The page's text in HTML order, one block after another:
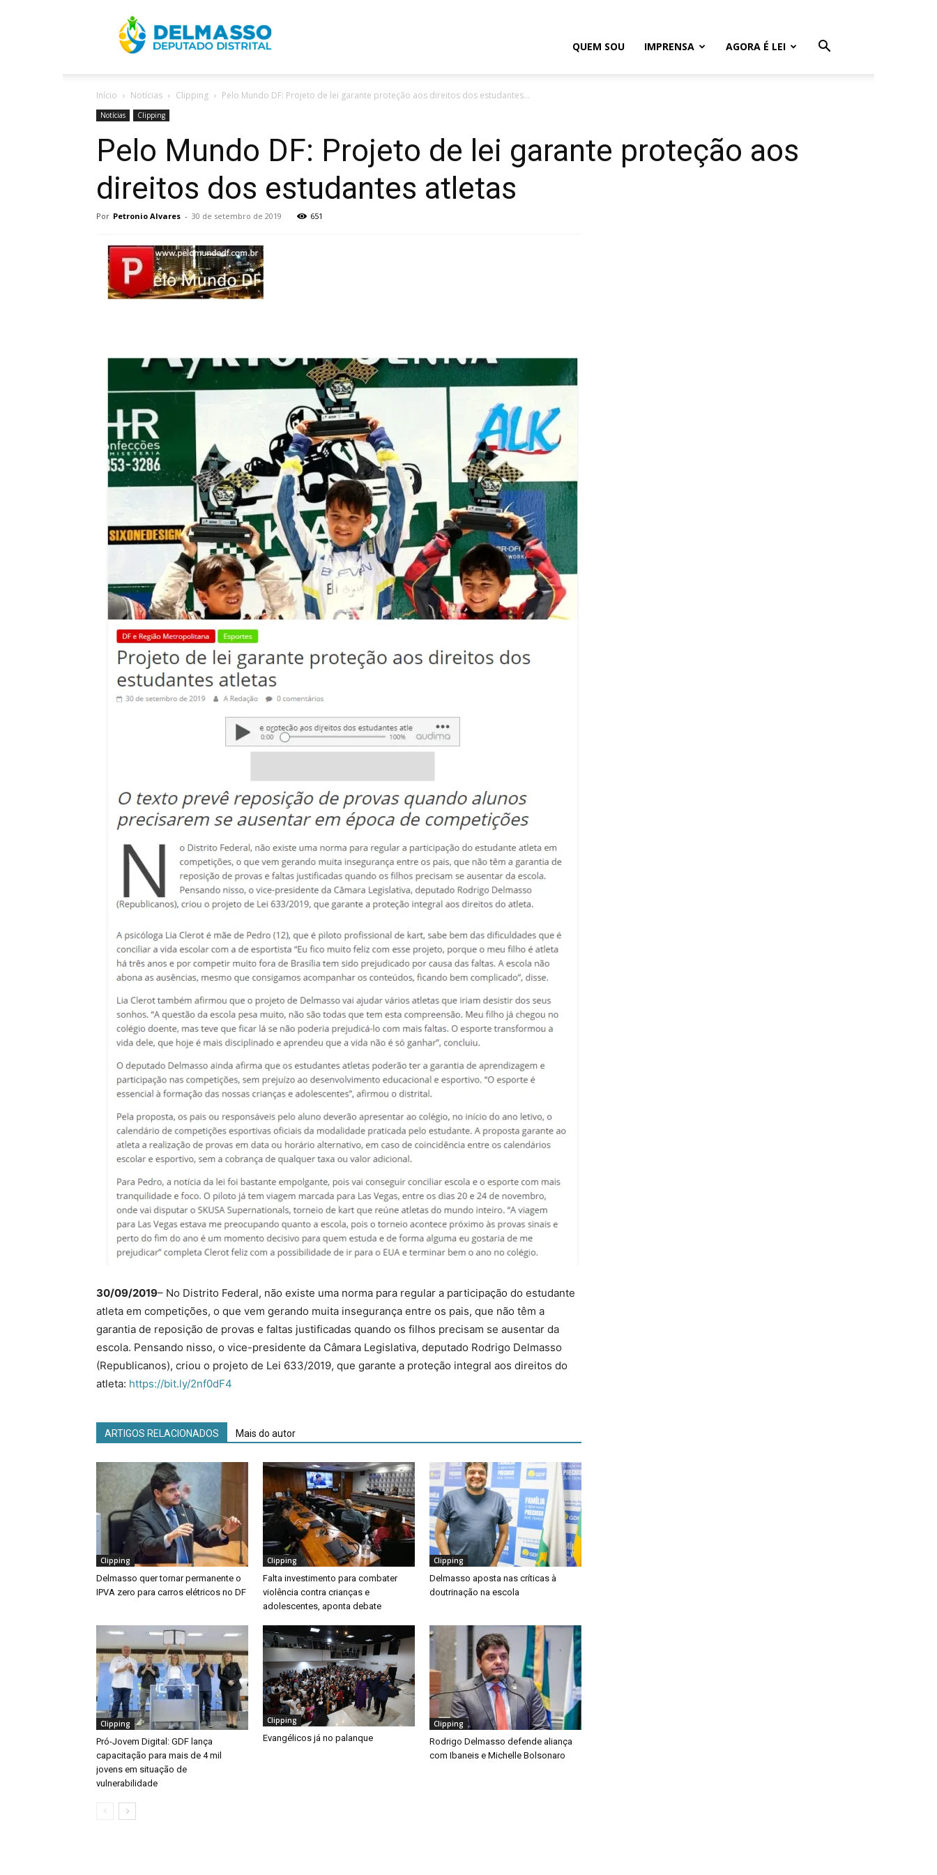
QUEM SOU IMPRENSA AGORA É LEI
Início Notícias Clipping Pelo Mundo DF: Projeto de lei garante proteção aos direitos dos estudantes...
Notícias Clipping
Pelo Mundo DF: Projeto de lei garante proteção aos
direitos dos estudantes atletas
Por Petronio Alvares - 30 de setembro de 2019 651
30/09/2019– No Distrito Federal, não existe uma norma para regular a participação do estudante
atleta em competições, o que vem gerando muita insegurança entre os pais, que não têm a
garantia de reposição de provas e faltas justificadas quando os filhos precisam se ausentar da
escola. Pensando nisso, o vice-presidente da Câmara Legislativa, deputado Rodrigo Delmasso
(Republicanos), criou o projeto de Lei 633/2019, que garante a proteção integral aos direitos do
atleta: https://bit.ly/2nf0dF4
ARTIGOS RELACIONADOS Mais do autor
Clipping
Delmasso quer tornar permanente o
IPVA zero para carros elétricos no DF
Clipping
Falta investimento para combater
violência contra crianças e
adolescentes, aponta debate
Clipping
Delmasso aposta nas críticas à
doutrinação na escola
Clipping
Pró-Jovem Digital: GDF lança
capacitação para mais de 4 mil
jovens em situação de
vulnerabilidade
Clipping
Evangélicos já no palanque
Clipping
Rodrigo Delmasso defende aliança
com Ibaneis e Michelle Bolsonaro